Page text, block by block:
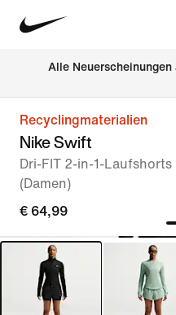
Alle Neuerscheinungen
Recyclingmaterialien
Nike Swift
Dri-FIT 2-in-1-
(Damen)
€ 64,99